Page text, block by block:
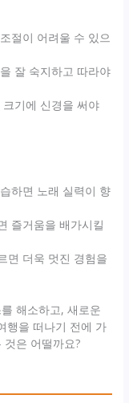
절이 어려울 수 있으
잘 숙지하고 따라야
기에 신경을 써야
하면 노래 실력이 향
즐거움을 배가시킬
면 더욱 멋진 경험을
해소하고, 새로운
행을 떠나기 전에 가
은 어떨까요?